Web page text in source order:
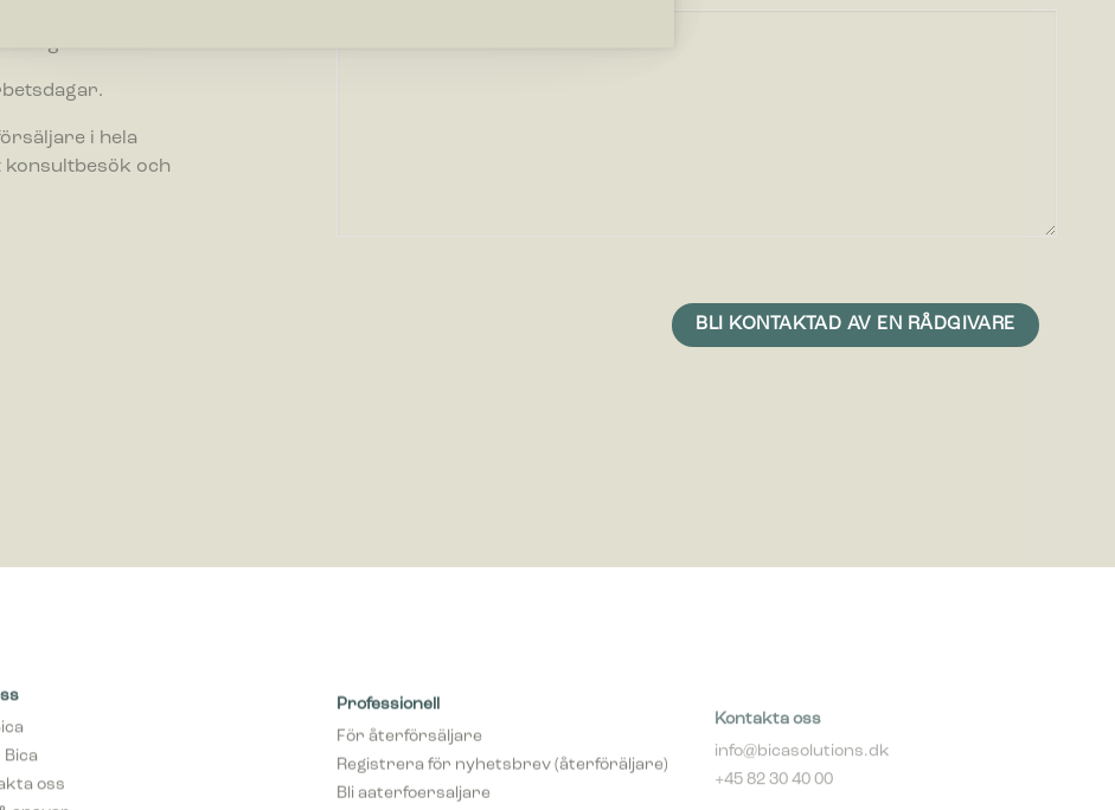
för inställningar låter en webbplats komma ihåg information som ändrar hur
dig i.
till att välja
i hela
och
Bica
oss
ansvar
Registrera för nyhetsbrev (återföräljare)
Bli aaterfoersaljare
info@bicasolutions.dk
+45 82 30 40 00